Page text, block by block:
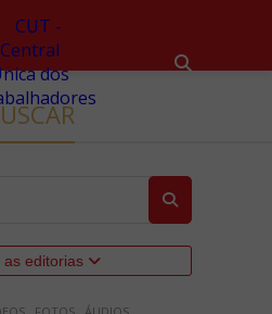
as editorias